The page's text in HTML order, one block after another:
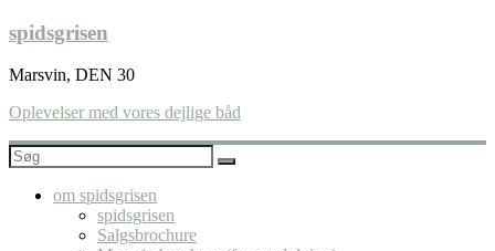
Skip
to
content
spidsgrisen
Marsvin, DEN 30
Oplevelser med vores dejlige båd
om spidsgrisen
spidsgrisen
Salgsbrochure